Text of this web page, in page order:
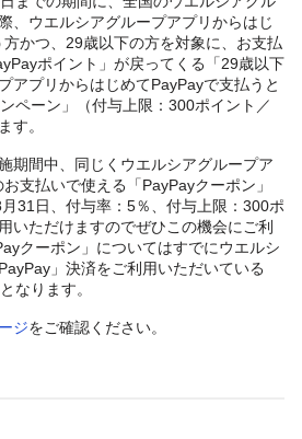
、ウエルシアグループアプリからはじ
かつ、29歳以下の方を対象に、お支払
ポイント」が戻ってくる「29歳以下
アプリからはじめてPayPayで支払うと
ペーン」（付与上限：300ポイント／
す。
期間中、同じくウエルシアグループア
支払いで使える「PayPayクーポン」
月31日、付与率：5％、付与上限：300ポ
いただけますのでぜひこの機会にご利
クーポン」についてはすでにウエルシ
」決済をご利用いただいている
なります。
ジをご確認ください。